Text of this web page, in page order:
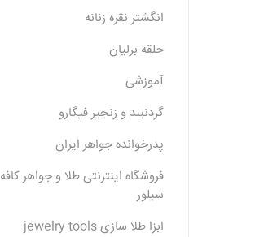
انگشتر نقره زنانه
حلقه برلیان
آموزشی
گردنبند و زنجیر فیگارو
پدرخوانده جواهر ایران
فروشگاه اینترنتی طلا و جواهر کافه
سیلور
ابزا طلا سازی jewelry tools